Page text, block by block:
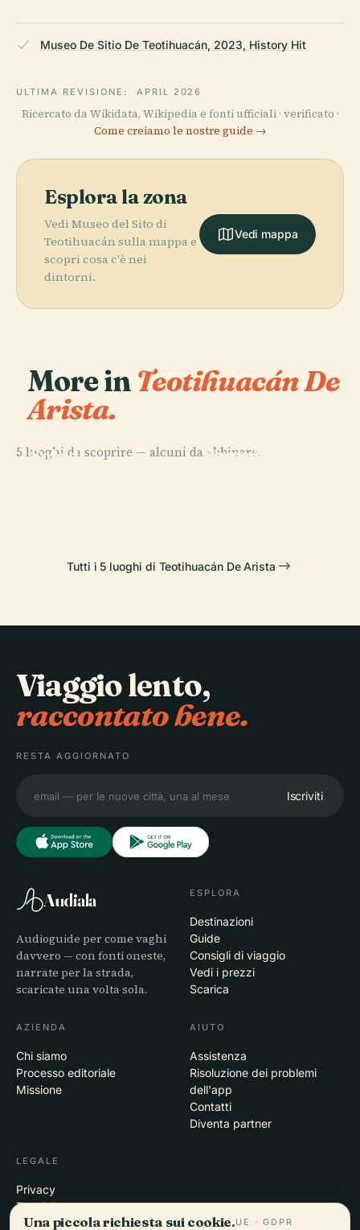
Museo De Sitio De Teotihuacán, 2023, History Hit
ULTIMA REVISIONE: APRIL 2026
Ricercato da Wikidata, Wikipedia e fonti ufficiali · verificato ·
Come creiamo le nostre guide →
Esplora la zona
Vedi Museo del Sito di
Teotihuacán sulla mappa e
scopri cosa c'è nei
dintorni.
Vedi mappa
More in Teotihuacán De
Arista.
5 luoghi da scoprire — alcuni da abbinare.
PLACE
Sole di
Piramide della
Serpente
Tutti i 5 luoghi di Teotihuacán De Arista
Viaggio lento,
raccontato bene.
RESTA AGGIORNATO
Iscriviti
Audiala
Audioguide per come vaghi
davvero — con fonti oneste,
narrate per la strada,
scaricate una volta sola.
ESPLORA
Destinazioni
Guide
Consigli di viaggio
Vedi i prezzi
Scarica
AZIENDA
Chi siamo
Processo editoriale
Missione
AIUTO
Assistenza
Risoluzione dei problemi
dell'app
Contatti
Diventa partner
LEGALE
Privacy
Termini
Impostazioni cookie
Una piccola richiesta sui cookie.UE · GDPR